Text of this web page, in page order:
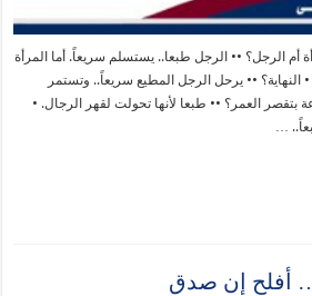
الرجل؟ •• الرجل طبعا.. يستسلم سريعاً. أما المرأة
•• يرحل الرجل المطيع سريعاً.. وتستمر
العمر؟ •• طبعا لأنها تحولت لقهر الرجال. •
…
أفلح إن صدق